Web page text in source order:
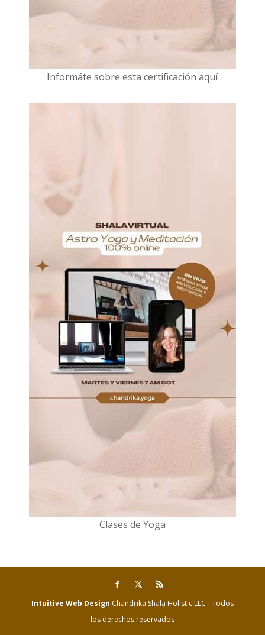
Informáte sobre esta certificación aquí
Clases de Yoga
Intuitive Web Design Chandrika Shala Holistic LLC - Todos
los derechos reservados